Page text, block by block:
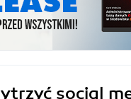
social